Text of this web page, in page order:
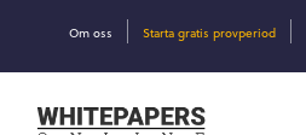
Om oss Starta gratis provperiod